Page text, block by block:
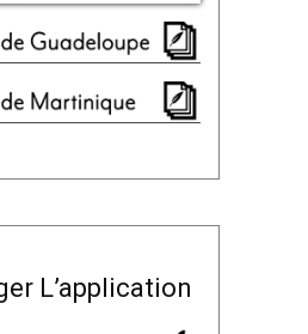
L’application